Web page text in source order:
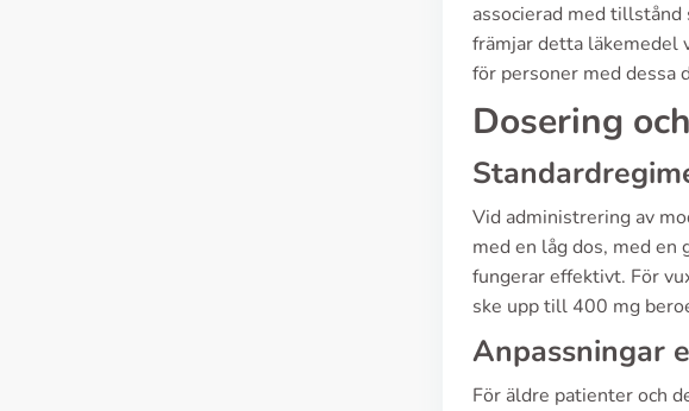
associerad med
främjar detta läkemedel
för personer med dessa
Dosering
Vid administrering av
med en låg dos, med
fungerar effektivt. För
ske upp till 400 mg
Anpassningar
För äldre patienter och